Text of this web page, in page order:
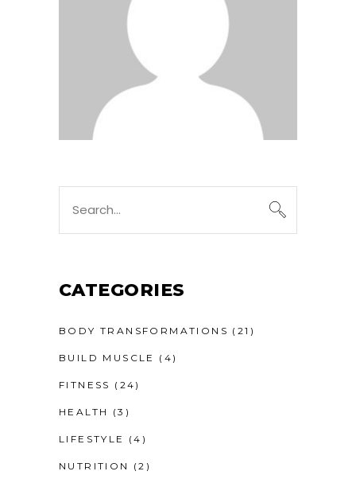
CATEGORIES
BODY TRANSFORMATIONS (21)
BUILD MUSCLE (4)
FITNESS (24)
HEALTH (3)
LIFESTYLE (4)
NUTRITION (2)